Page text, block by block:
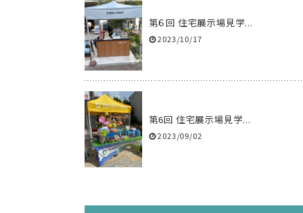
第６回 住宅展示場見学...
2023/10/17
第6回 住宅展示場見学...
2023/09/02